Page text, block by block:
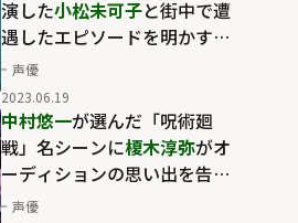
演した小松未可子と街中で遭
遇したエピソードを明かす
「(冗談で)ファンです！と声を
かけたら...」
声優
2023.06.19
中村悠一が選んだ「呪術廻
戦」名シーンに榎木淳弥がオ
ーディションの思い出を告
白！
声優